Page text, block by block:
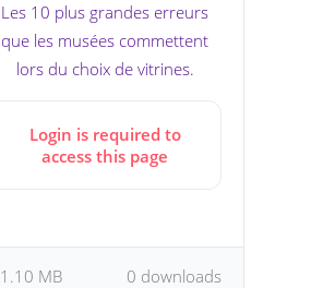
Les 10 plus grandes erreurs
que les musées commettent
lors du choix de vitrines.
Login is required to
access this page
0 downloads
1.10 MB